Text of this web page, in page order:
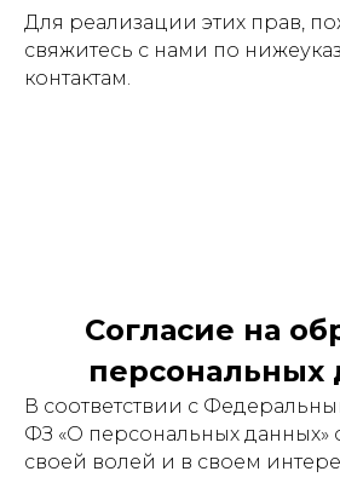
Для реализации этих прав,
свяжитесь с нами по
контактам.
Согласие на
персональных
В соответствии с
ФЗ «О персональных данных»
своей волей и в своем